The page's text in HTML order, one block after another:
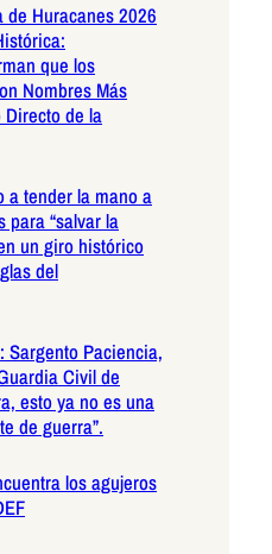
de Huracanes 2026
que los
Nombres Más
Directo de la
a tender la mano a
para “salvar la
un giro histórico
del
Sargento Paciencia,
Civil de
esto ya no es una
de guerra”.
los agujeros